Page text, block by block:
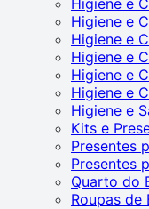
Higiene e
Higiene e
Higiene e
Higiene e
Higiene e
Higiene e
Kits e
Presentes
Presentes
Quarto do
Roupas de